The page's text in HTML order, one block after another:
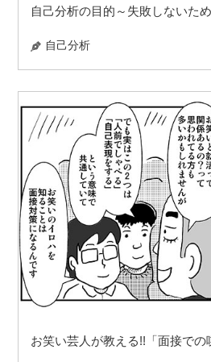
自己分析の目的～失敗しないた
自己分析
お笑い芸人が教える!!「面接での